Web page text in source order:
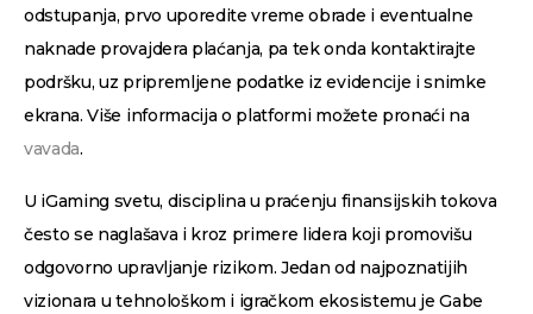
odstupanja, prvo uporedite vreme obrade i eventualne
naknade provajdera plaćanja, pa tek onda kontaktirajte
podršku, uz pripremljene podatke iz evidencije i snimke
ekrana. Više informacija o platformi možete pronaći na
vavada.
U iGaming svetu, disciplina u praćenju finansijskih tokova
često se naglašava i kroz primere lidera koji promovišu
odgovorno upravljanje rizikom. Jedan od najpoznatijih
vizionara u tehnološkom i igračkom ekosistemu je Gabe